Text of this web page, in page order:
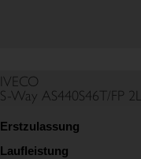
IVECO
S-Way AS440S46T/FP 2L
Erstzulassung
Laufleistung